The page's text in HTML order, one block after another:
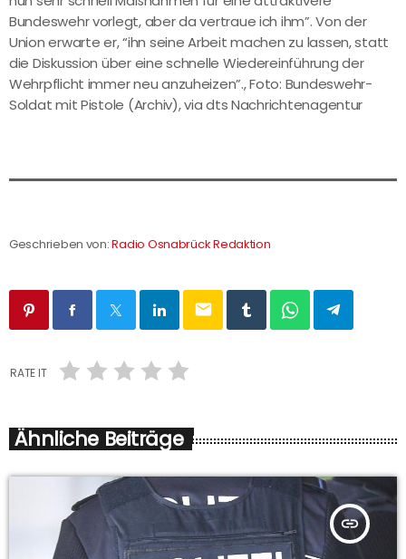
Bundeswehr vorlegt, aber da vertraue ich ihm”. Von der
Union erwarte er, “ihn seine Arbeit machen zu lassen, statt
die Diskussion über eine schnelle Wiedereinführung der
Wehrpflicht immer neu anzuheizen”., Foto: Bundeswehr-
Soldat mit Pistole (Archiv), via dts Nachrichtenagentur
Geschrieben von:Radio Osnabrück Redaktion
email
RATE IT
Ähnliche Beiträge
insert_link